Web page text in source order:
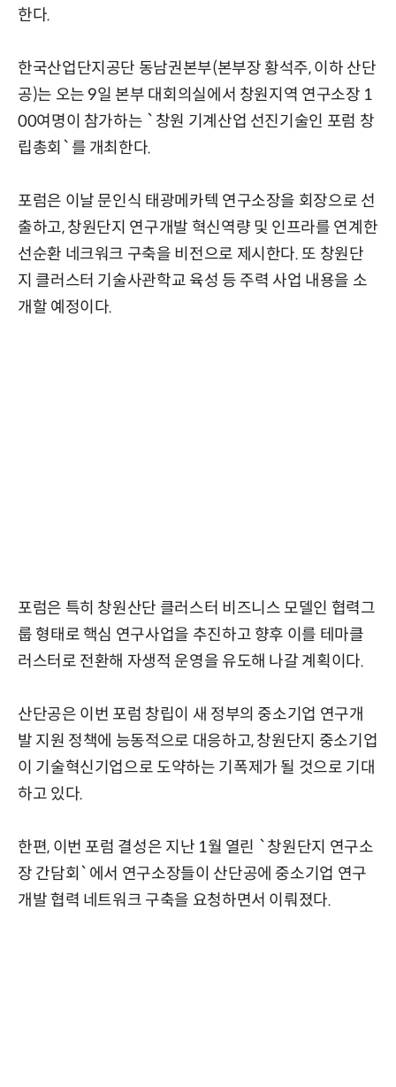
한다.
한국산업단지공단 동남권본부(본부장 황석주, 이하 산단
공)는 오는 9일 본부 대회의실에서 창원지역 연구소장 1
00여명이 참가하는 `창원 기계산업 선진기술인 포럼 창
립총회`를 개최한다.
포럼은 이날 문인식 태광메카텍 연구소장을 회장으로 선
출하고, 창원단지 연구개발 혁신역량 및 인프라를 연계한
선순환 네크워크 구축을 비전으로 제시한다. 또 창원단
지 클러스터 기술사관학교 육성 등 주력 사업 내용을 소
개할 예정이다.
포럼은 특히 창원산단 클러스터 비즈니스 모델인 협력그
룹 형태로 핵심 연구사업을 추진하고 향후 이를 테마클
러스터로 전환해 자생적 운영을 유도해 나갈 계획이다.
산단공은 이번 포럼 창립이 새 정부의 중소기업 연구개
발 지원 정책에 능동적으로 대응하고, 창원단지 중소기업
이 기술혁신기업으로 도약하는 기폭제가 될 것으로 기대
하고 있다.
한편, 이번 포럼 결성은 지난 1월 열린 `창원단지 연구소
장 간담회`에서 연구소장들이 산단공에 중소기업 연구
개발 협력 네트워크 구축을 요청하면서 이뤄졌다.